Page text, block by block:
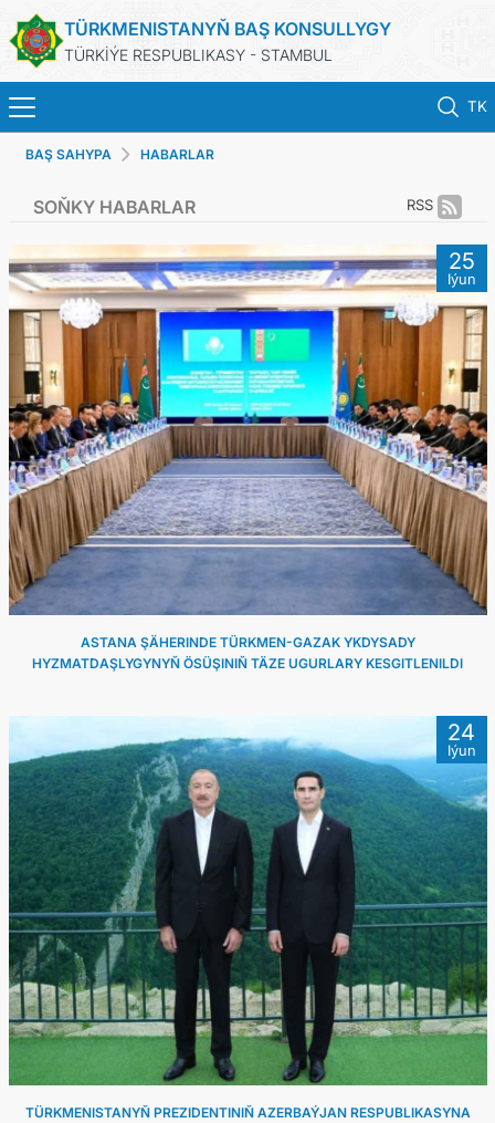
TÜRKMENISTANYŇ BAŞ KONSULLYGY
TÜRKİÝE RESPUBLIKASY - STAMBUL
TK
BAŞ SAHYPA
TÜRKMENISTAN
KONSULLYK ÜÇIN NOBAT
KONSULLYK HYZMATLARY
DIM
ARAGATNAŞYK
BAŞ SAHYPA HABARLAR
RSS
SOŇKY HABARLAR
25
Iýun
ASTANA ŞÄHERINDE TÜRKMEN-GAZAK YKDYSADY
HYZMATDAŞLYGYNYŇ ÖSÜŞINIŇ TÄZE UGURLARY KESGITLENILDI
24
Iýun
TÜRKMENISTANYŇ PREZIDENTINIŇ AZERBAÝJAN RESPUBLIKASYNA